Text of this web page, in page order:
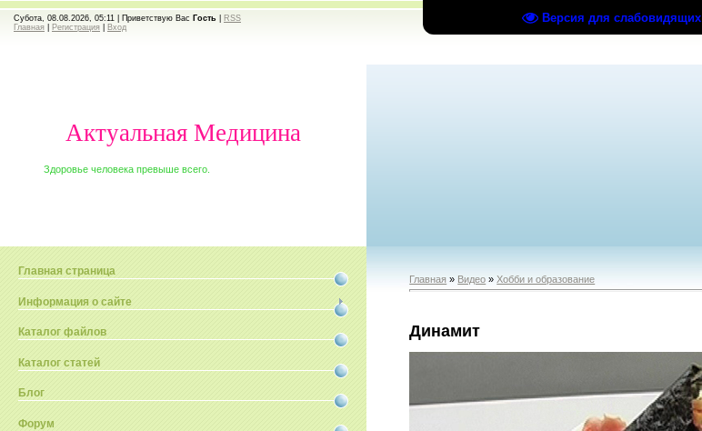
Версия для слабовидящих
Субота, 08.08.2026, 05:11 | Приветствую Вас Гость
RSS
Главная
Регистрация Вход
Актуальная Медицина
Здоровье человека превыше всего.
Главная страница
Информация о сайте
Каталог файлов
Каталог статей
Блог
Форум
Главная » Видео »Хобби и образование
Динамит